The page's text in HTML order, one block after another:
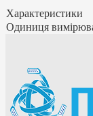
Характеристики
Одиниця